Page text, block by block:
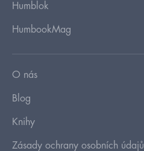
Humblok
HumbookMag
O nás
Blog
Knihy
Zásady ochrany osobních údajů